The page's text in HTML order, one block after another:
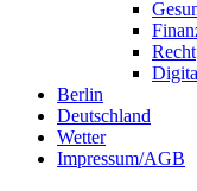
Recht
Berlin
Deutschland
Wetter
Impressum/AGB